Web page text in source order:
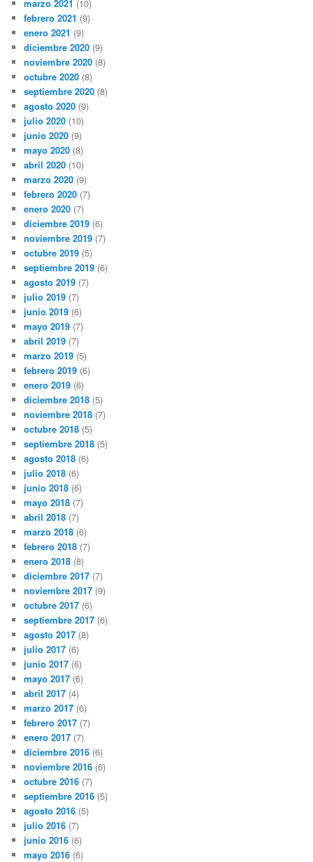
marzo 2021 (10)
febrero 2021 (9)
enero 2021 (9)
diciembre 2020 (9)
noviembre 2020 (8)
octubre 2020 (8)
septiembre 2020 (8)
agosto 2020 (9)
julio 2020 (10)
junio 2020 (9)
mayo 2020 (8)
abril 2020 (10)
marzo 2020 (9)
febrero 2020 (7)
enero 2020 (7)
diciembre 2019 (6)
noviembre 2019 (7)
octubre 2019 (5)
septiembre 2019 (6)
agosto 2019 (7)
julio 2019 (7)
junio 2019 (6)
mayo 2019 (7)
abril 2019 (7)
marzo 2019 (5)
febrero 2019 (6)
enero 2019 (6)
diciembre 2018 (5)
noviembre 2018 (7)
octubre 2018 (5)
septiembre 2018 (5)
agosto 2018 (6)
julio 2018 (6)
junio 2018 (6)
mayo 2018 (7)
abril 2018 (7)
marzo 2018 (6)
febrero 2018 (7)
enero 2018 (8)
diciembre 2017 (7)
noviembre 2017 (9)
octubre 2017 (6)
septiembre 2017 (6)
agosto 2017 (8)
julio 2017 (6)
junio 2017 (6)
mayo 2017 (6)
abril 2017 (4)
marzo 2017 (6)
febrero 2017 (7)
enero 2017 (7)
diciembre 2016 (6)
noviembre 2016 (6)
octubre 2016 (7)
septiembre 2016 (5)
agosto 2016 (5)
julio 2016 (7)
junio 2016 (6)
mayo 2016 (6)